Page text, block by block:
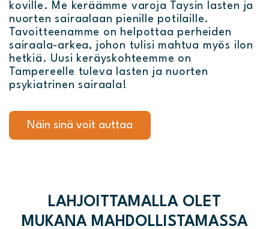
koville. Me keräämme varoja Taysin lasten ja
nuorten sairaalaan pienille potilaille.
Tavoitteenamme on helpottaa perheiden
sairaala-arkea, johon tulisi mahtua myös ilon
hetkiä. Uusi keräyskohteemme on
Tampereelle tuleva lasten ja nuorten
psykiatrinen sairaala!
Näin sinä voit auttaa
LAHJOITTAMALLA OLET
MUKANA MAHDOLLISTAMASSA